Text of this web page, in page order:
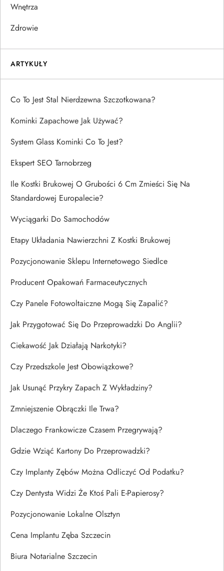
Wnętrza
Zdrowie
ARTYKUŁY
Co To Jest Stal Nierdzewna Szczotkowana?
Kominki Zapachowe Jak Używać?
System Glass Kominki Co To Jest?
Ekspert SEO Tarnobrzeg
Ile Kostki Brukowej O Grubości 6 Cm Zmieści Się Na
Standardowej Europalecie?
Wyciągarki Do Samochodów
Etapy Układania Nawierzchni Z Kostki Brukowej
Pozycjonowanie Sklepu Internetowego Siedlce
Producent Opakowań Farmaceutycznych
Czy Panele Fotowoltaiczne Mogą Się Zapalić?
Jak Przygotować Się Do Przeprowadzki Do Anglii?
Ciekawość Jak Działają Narkotyki?
Czy Przedszkole Jest Obowiązkowe?
Jak Usunąć Przykry Zapach Z Wykładziny?
Zmniejszenie Obrączki Ile Trwa?
Dlaczego Frankowicze Czasem Przegrywają?
Gdzie Wziąć Kartony Do Przeprowadzki?
Czy Implanty Zębów Można Odliczyć Od Podatku?
Czy Dentysta Widzi Że Ktoś Pali E-Papierosy?
Pozycjonowanie Lokalne Olsztyn
Cena Implantu Zęba Szczecin
Biura Notarialne Szczecin